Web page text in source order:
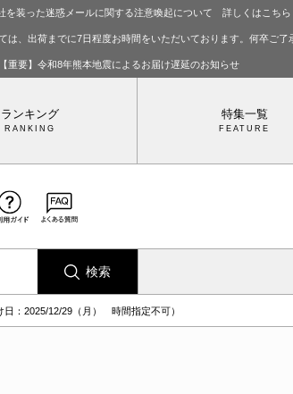
を装った迷惑メールに関する注意喚起について 詳しくはこちら
は、出荷までに7日程度お時間をいただいております。何卒ご了
【重要】令和8年熊本地震によるお届け遅延のお知らせ
ランキング 特集一覧
検索
：2025/12/29（月） 時間指定不可）